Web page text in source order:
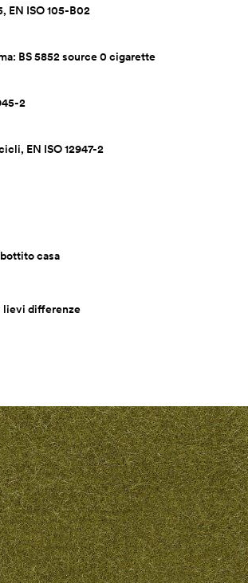
EN ISO 105-B02
BS 5852 source 0 cigarette
2
EN ISO 12947-2
casa
lievi differenze